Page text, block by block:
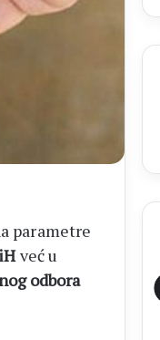
parametre
već u
odbora